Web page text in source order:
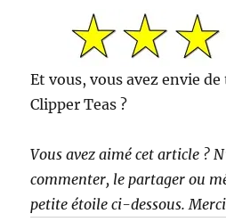
Et vous, vous avez envie
Clipper Teas ?
Vous avez aimé cet article ?
commenter, le partager ou
petite étoile ci-dessous.